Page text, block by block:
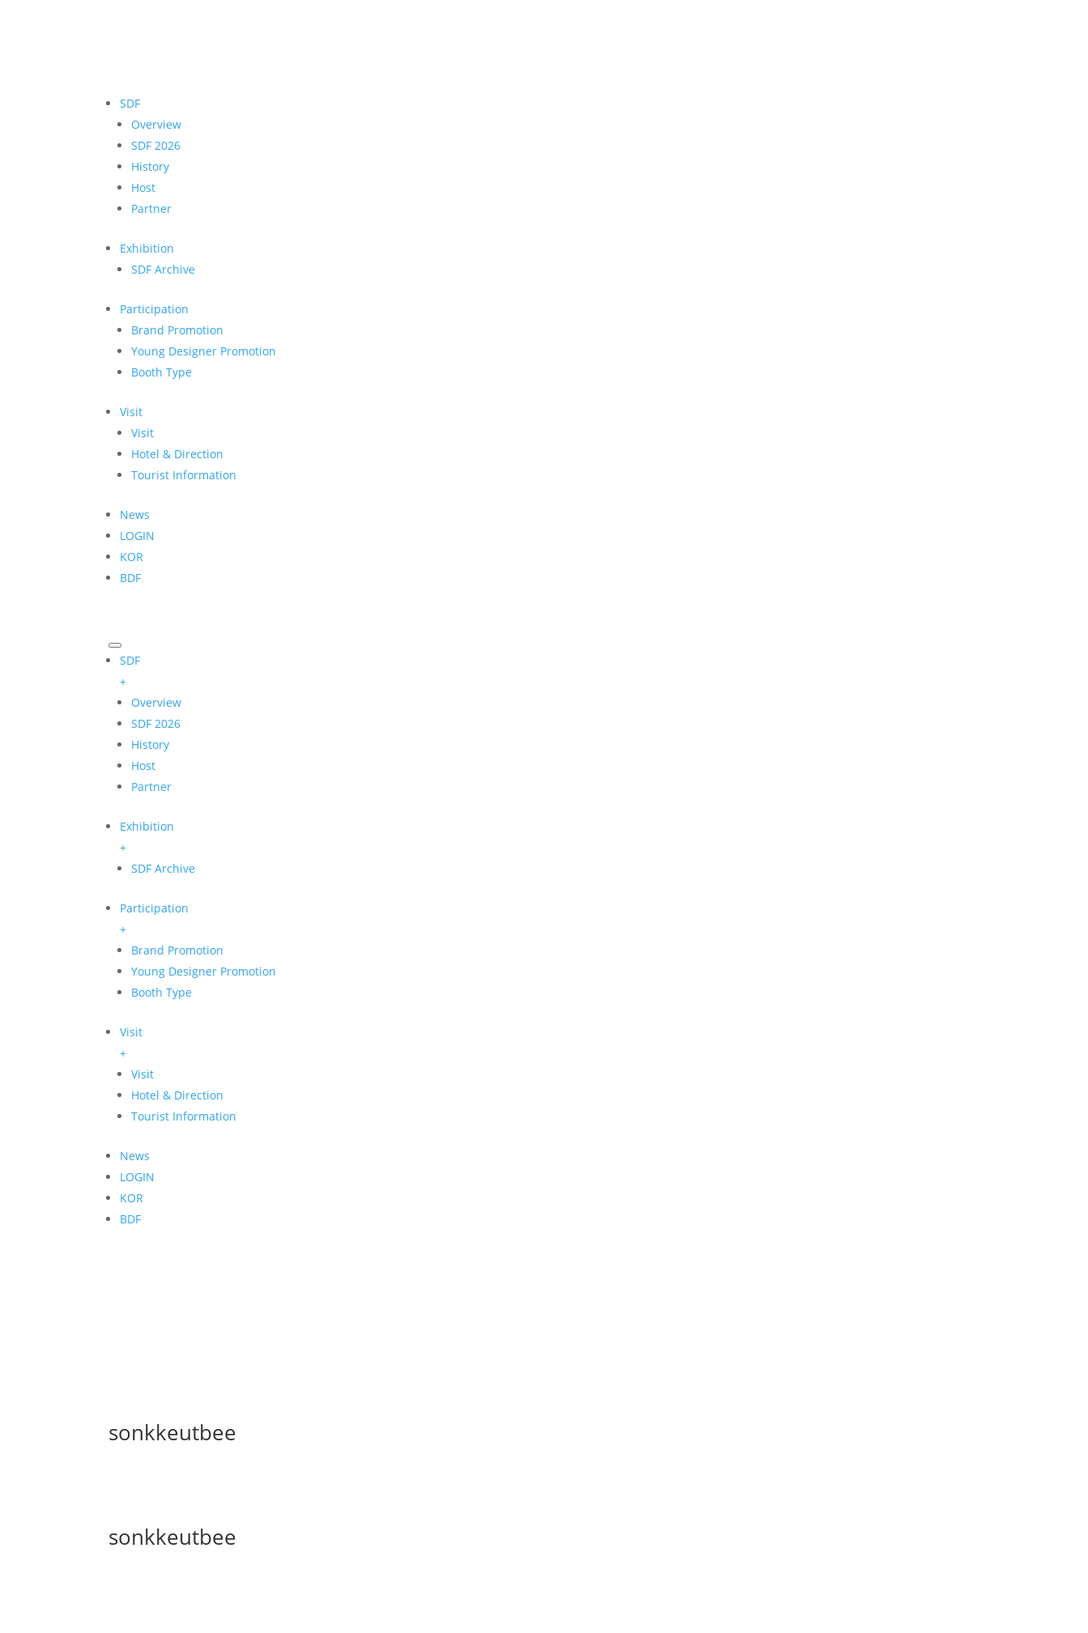
SDF
Overview
SDF 2026
History
Host
Partner
Exhibition
SDF Archive
Participation
Brand Promotion
Young Designer Promotion
Booth Type
Visit
Visit
Hotel & Direction
Tourist Information
News
LOGIN
KOR
BDF
SDF
+
Overview
SDF 2026
History
Host
Partner
Exhibition
+
SDF Archive
Participation
+
Brand Promotion
Young Designer Promotion
Booth Type
Visit
+
Visit
Hotel & Direction
Tourist Information
News
LOGIN
KOR
BDF
sonkkeutbee
sonkkeutbee